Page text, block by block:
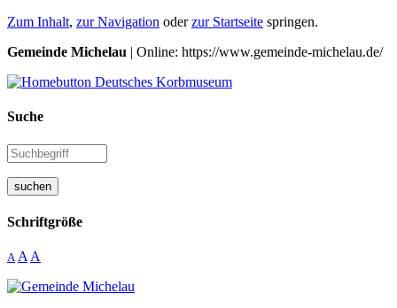
Zum Inhalt, zur Navigation oderzur Startseite springen.
Gemeinde Michelau | Online: https://www.gemeinde-michelau.de/
Suche
suchen
Schriftgröße
A A A